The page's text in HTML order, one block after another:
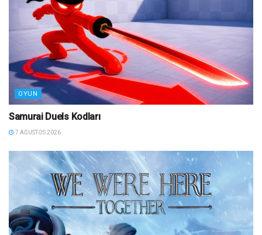
OYUN
Samurai Duels Kodları
7 AĞUSTOS 2026